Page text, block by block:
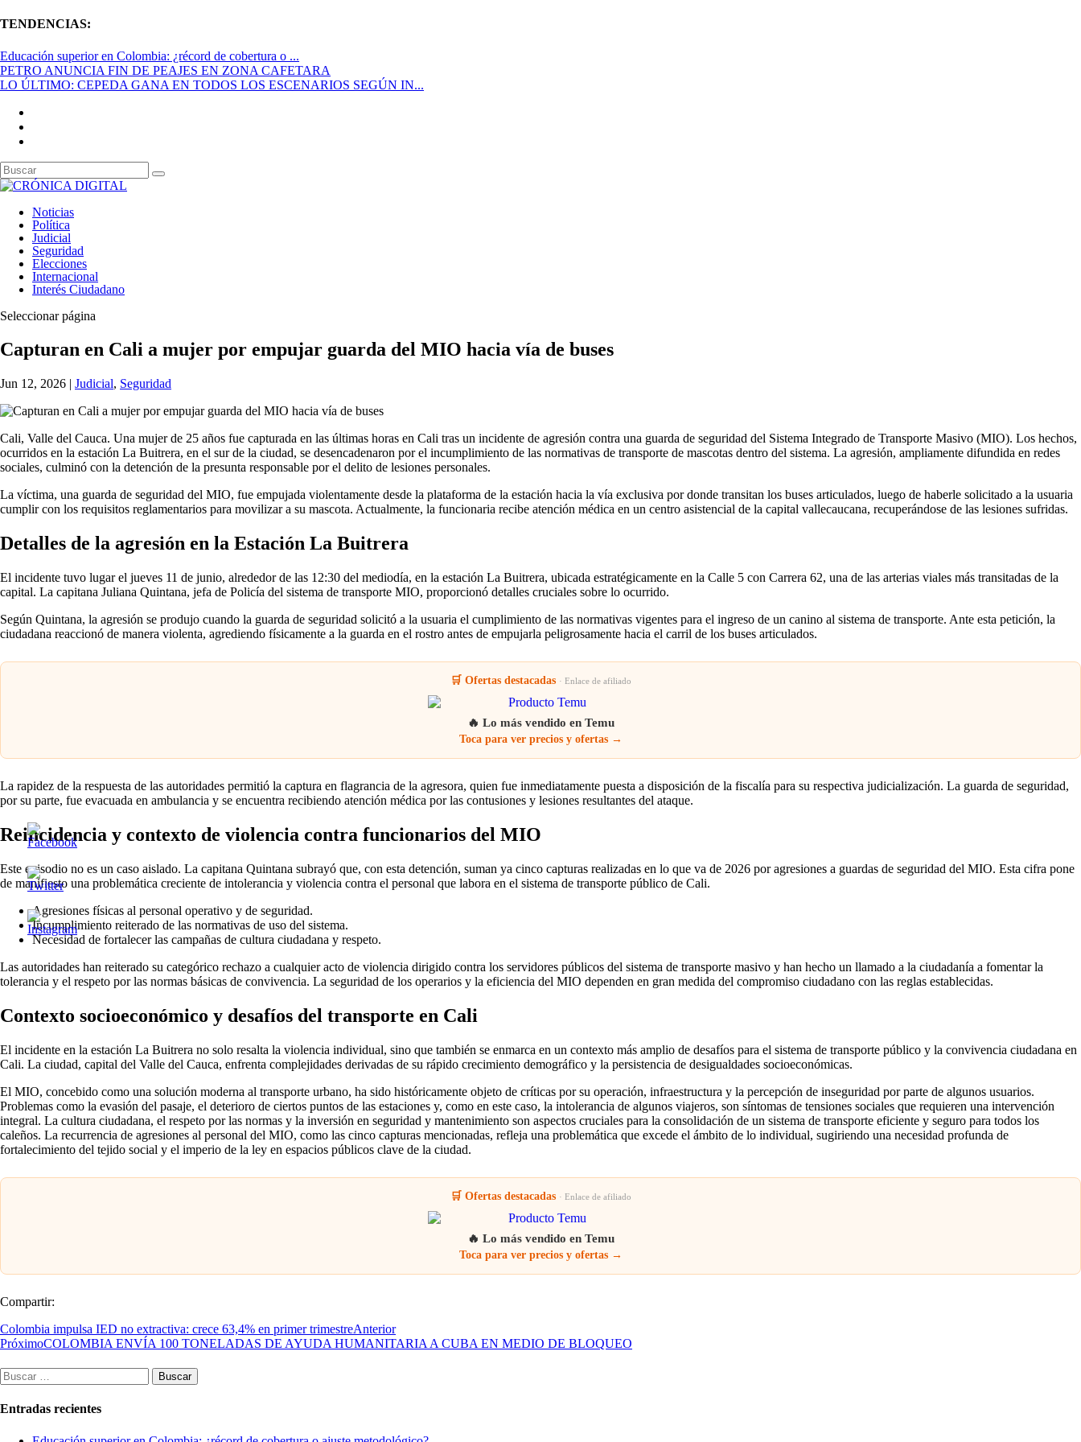
TENDENCIAS:
Educación superior en Colombia: ¿récord de cobertura o ...
PETRO ANUNCIA FIN DE PEAJES EN ZONA CAFETARA
LO ÚLTIMO: CEPEDA GANA EN TODOS LOS ESCENARIOS SEGÚN IN...
Noticias
Política
Judicial
Seguridad
Elecciones
Internacional
Interés Ciudadano
Seleccionar página
Capturan en Cali a mujer por empujar guarda del MIO hacia vía de buses
Jun 12, 2026 | Judicial, Seguridad
Cali, Valle del Cauca. Una mujer de 25 años fue capturada en las últimas horas en Cali tras un incidente de agresión contra una guarda de seguridad del Sistema Integrado de Transporte Masivo (MIO). Los hechos,
ocurridos en la estación La Buitrera, en el sur de la ciudad, se desencadenaron por el incumplimiento de las normativas de transporte de mascotas dentro del sistema. La agresión, ampliamente difundida en redes
sociales, culminó con la detención de la presunta responsable por el delito de lesiones personales.
La víctima, una guarda de seguridad del MIO, fue empujada violentamente desde la plataforma de la estación hacia la vía exclusiva por donde transitan los buses articulados, luego de haberle solicitado a la usuaria
cumplir con los requisitos reglamentarios para movilizar a su mascota. Actualmente, la funcionaria recibe atención médica en un centro asistencial de la capital vallecaucana, recuperándose de las lesiones sufridas.
Detalles de la agresión en la Estación La Buitrera
El incidente tuvo lugar el jueves 11 de junio, alrededor de las 12:30 del mediodía, en la estación La Buitrera, ubicada estratégicamente en la Calle 5 con Carrera 62, una de las arterias viales más transitadas de la
capital. La capitana Juliana Quintana, jefa de Policía del sistema de transporte MIO, proporcionó detalles cruciales sobre lo ocurrido.
Según Quintana, la agresión se produjo cuando la guarda de seguridad solicitó a la usuaria el cumplimiento de las normativas vigentes para el ingreso de un canino al sistema de transporte. Ante esta petición, la
ciudadana reaccionó de manera violenta, agrediendo físicamente a la guarda en el rostro antes de empujarla peligrosamente hacia el carril de los buses articulados.
🛒 Ofertas destacadas · Enlace de afiliado
🔥 Lo más vendido en Temu
Toca para ver precios y ofertas →
La rapidez de la respuesta de las autoridades permitió la captura en flagrancia de la agresora, quien fue inmediatamente puesta a disposición de la fiscalía para su respectiva judicialización. La guarda de seguridad,
por su parte, fue evacuada en ambulancia y se encuentra recibiendo atención médica por las contusiones y lesiones resultantes del ataque.
Reincidencia y contexto de violencia contra funcionarios del MIO
Este episodio no es un caso aislado. La capitana Quintana subrayó que, con esta detención, suman ya cinco capturas realizadas en lo que va de 2026 por agresiones a guardas de seguridad del MIO. Esta cifra pone
de manifiesto una problemática creciente de intolerancia y violencia contra el personal que labora en el sistema de transporte público de Cali.
Agresiones físicas al personal operativo y de seguridad.
Incumplimiento reiterado de las normativas de uso del sistema.
Necesidad de fortalecer las campañas de cultura ciudadana y respeto.
Las autoridades han reiterado su categórico rechazo a cualquier acto de violencia dirigido contra los servidores públicos del sistema de transporte masivo y han hecho un llamado a la ciudadanía a fomentar la
tolerancia y el respeto por las normas básicas de convivencia. La seguridad de los operarios y la eficiencia del MIO dependen en gran medida del compromiso ciudadano con las reglas establecidas.
Contexto socioeconómico y desafíos del transporte en Cali
El incidente en la estación La Buitrera no solo resalta la violencia individual, sino que también se enmarca en un contexto más amplio de desafíos para el sistema de transporte público y la convivencia ciudadana en
Cali. La ciudad, capital del Valle del Cauca, enfrenta complejidades derivadas de su rápido crecimiento demográfico y la persistencia de desigualdades socioeconómicas.
El MIO, concebido como una solución moderna al transporte urbano, ha sido históricamente objeto de críticas por su operación, infraestructura y la percepción de inseguridad por parte de algunos usuarios.
Problemas como la evasión del pasaje, el deterioro de ciertos puntos de las estaciones y, como en este caso, la intolerancia de algunos viajeros, son síntomas de tensiones sociales que requieren una intervención
integral. La cultura ciudadana, el respeto por las normas y la inversión en seguridad y mantenimiento son aspectos cruciales para la consolidación de un sistema de transporte eficiente y seguro para todos los
caleños. La recurrencia de agresiones al personal del MIO, como las cinco capturas mencionadas, refleja una problemática que excede el ámbito de lo individual, sugiriendo una necesidad profunda de
fortalecimiento del tejido social y el imperio de la ley en espacios públicos clave de la ciudad.
🛒 Ofertas destacadas · Enlace de afiliado
🔥 Lo más vendido en Temu
Toca para ver precios y ofertas →
Compartir:
Colombia impulsa IED no extractiva: crece 63,4% en primer trimestreAnterior
PróximoCOLOMBIA ENVÍA 100 TONELADAS DE AYUDA HUMANITARIA A CUBA EN MEDIO DE BLOQUEO
Buscar:
Entradas recientes